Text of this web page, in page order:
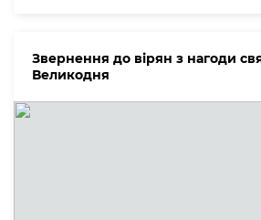
Звернення до вірян з нагоди
Великодня